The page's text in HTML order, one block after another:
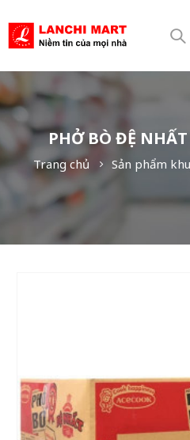
PHỞ BÒ ĐỆ NHẤT
Trang chủ Sản phẩm